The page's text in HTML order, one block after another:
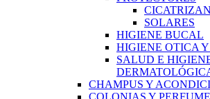
SOLARES
HIGIENE BUCAL
HIGIENE OTICA
SALUD E
CHAMPUS Y
COLONIAS Y